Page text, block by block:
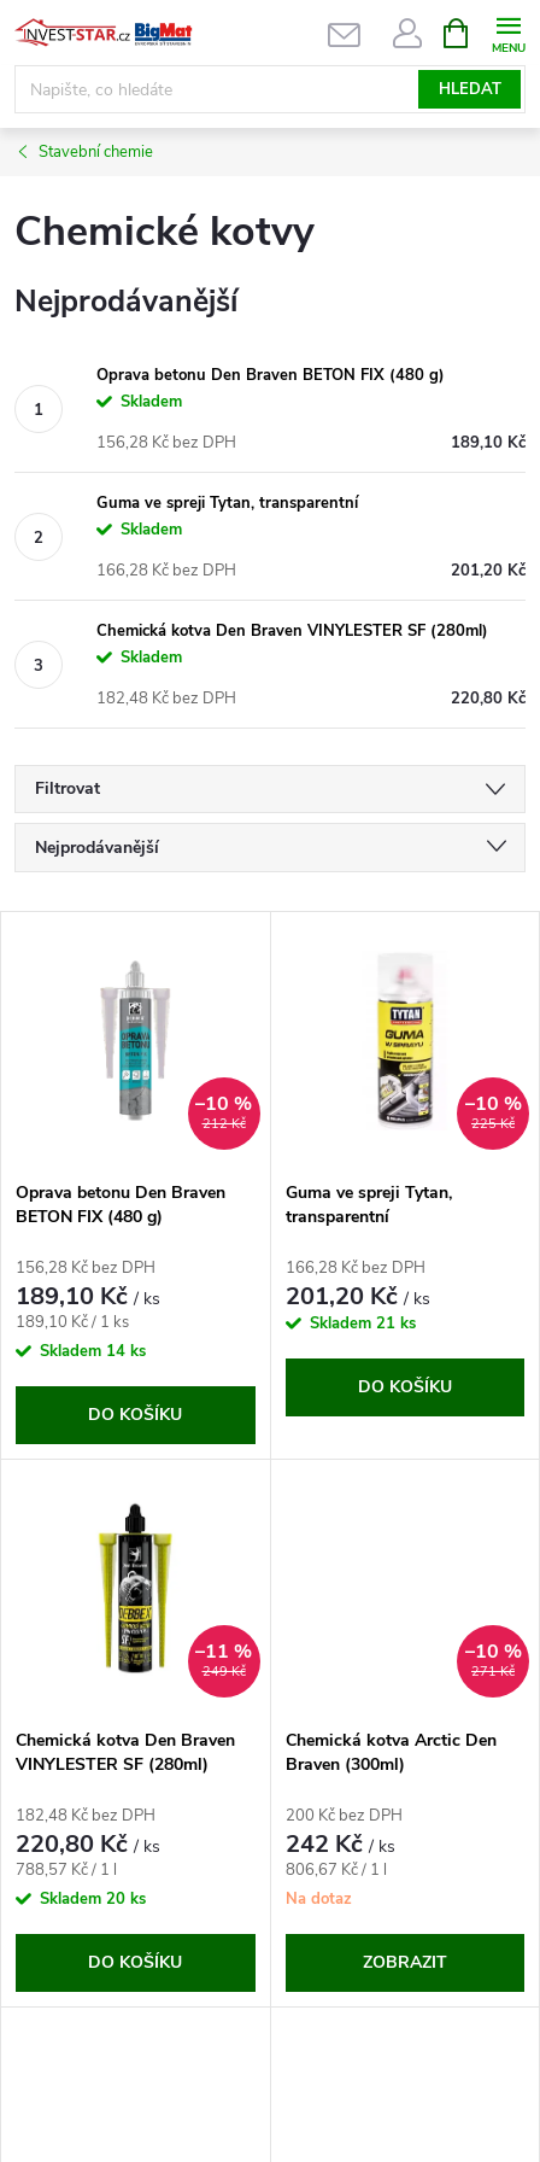
Přejít
na
obsah
HLEDAT
NÁKUPNÍ
KOŠÍK
Stavební chemie
Chemické kotvy
Nejprodávanější
Oprava betonu Den Braven BETON FIX (480 g)
Skladem
189,10 Kč
156,28 Kč bez DPH
Guma ve spreji Tytan, transparentní
Skladem
201,20 Kč
166,28 Kč bez DPH
Chemická kotva Den Braven VINYLESTER SF (280ml)
Skladem
220,80 Kč
182,48 Kč bez DPH
Filtrovat
Ř
a
p
r
o
d
u
Nejprodávanější
Abecedně
s
p
r
o
u
212 Kč
–10 %
Oprava betonu Den Braven
BETON FIX (480 g)
156,28 Kč bez DPH
189,10 Kč/ ks
Měrná
cena:
189,10 Kč / 1 ks
Skladem 14 ks
DO KOŠÍKU
225 Kč
–10 %
Guma ve spreji Tytan,
transparentní
166,28 Kč bez DPH
201,20 Kč/ ks
Skladem 21 ks
DO KOŠÍKU
249 Kč
–11 %
Chemická kotva Den Braven
VINYLESTER SF (280ml)
182,48 Kč bez DPH
220,80 Kč/ ks
Měrná
cena:
788,57 Kč / 1 l
Skladem 20 ks
DO KOŠÍKU
271 Kč
–10 %
Chemická kotva Arctic Den
Braven (300ml)
200 Kč bez DPH
242 Kč/ ks
Měrná
cena:
806,67 Kč / 1 l
Na dotaz
ZOBRAZIT